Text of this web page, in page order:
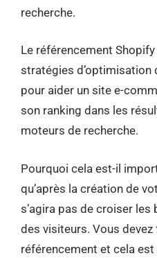
recherche.
Le référencement Shopify
stratégies d’optimisation
pour aider un site e-
son ranking dans les
moteurs de recherche.
Pourquoi cela est-il
qu’après la création de
s’agira pas de croiser
des visiteurs. Vous
référencement et cela